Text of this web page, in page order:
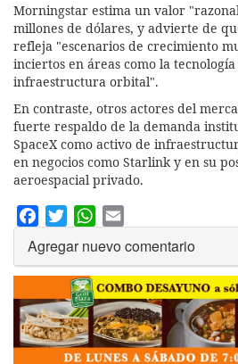
Morningstar estima un valor
millones de dólares, y advierte de
refleja "escenarios de crecimiento
inciertos en áreas como la
infraestructura orbital".
En contraste, otros actores del
fuerte respaldo de la demanda
SpaceX como activo de
en negocios como Starlink y en su
aeroespacial privado.
Facebook
TwitterWhatsApp
Agregar nuevo comentario